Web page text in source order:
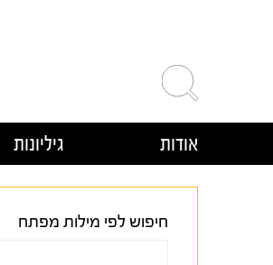
אודות גיליונות
חיפוש לפי מילות מפתח